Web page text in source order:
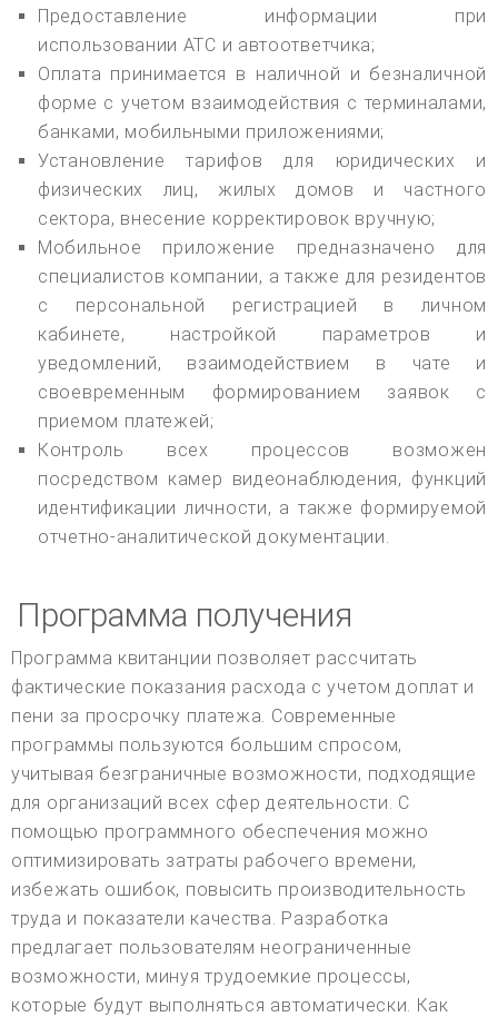
Предоставление информации при
использовании АТС и автоответчика;
Оплата принимается в наличной и безналичной
форме с учетом взаимодействия с терминалами,
банками, мобильными приложениями;
Установление тарифов для юридических и
физических лиц, жилых домов и частного
сектора, внесение корректировок вручную;
Мобильное приложение предназначено для
специалистов компании, а также для резидентов
с персональной регистрацией в личном
кабинете, настройкой параметров и
уведомлений, взаимодействием в чате и
своевременным формированием заявок с
приемом платежей;
Контроль всех процессов возможен
посредством камер видеонаблюдения, функций
идентификации личности, а также формируемой
отчетно-аналитической документации.
Программа получения
Программа квитанции позволяет рассчитать
фактические показания расхода с учетом доплат и
пени за просрочку платежа. Современные
программы пользуются большим спросом,
учитывая безграничные возможности, подходящие
для организаций всех сфер деятельности. С
помощью программного обеспечения можно
оптимизировать затраты рабочего времени,
избежать ошибок, повысить производительность
труда и показатели качества. Разработка
предлагает пользователям неограниченные
возможности, минуя трудоемкие процессы,
которые будут выполняться автоматически. Как